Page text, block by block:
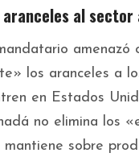
aranceles al
amenazó
los aranceles a
en Estados
no elimina los
mantiene sobre